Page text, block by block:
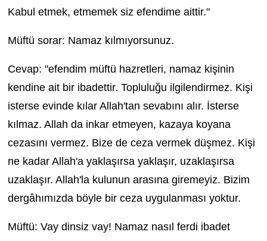
Kabul etmek, etmemek siz efendime aittir."
Müftü sorar: Namaz kılmıyorsunuz.
Cevap: "efendim müftü hazretleri, namaz kişinin
kendine ait bir ibadettir. Topluluğu ilgilendirmez. Kişi
isterse evinde kılar Allah'tan sevabını alır. İsterse
kılmaz. Allah da inkar etmeyen, kazaya koyana
cezasını vermez. Bize de ceza vermek düşmez. Kişi
ne kadar Allah'a yaklaşırsa yaklaşır, uzaklaşırsa
uzaklaşır. Allah'la kulunun arasına giremeyiz. Bizim
dergâhımızda böyle bir ceza uygulanması yoktur.
Müftü: Vay dinsiz vay! Namaz nasıl ferdi ibadet